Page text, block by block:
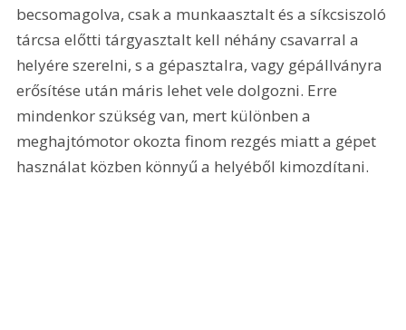
becsomagolva, csak a munkaasztalt és a síkcsiszoló
tárcsa előtti tárgyasztalt kell néhány csavarral a
helyére szerelni, s a gépasztalra, vagy gépállványra
erősítése után máris lehet vele dolgozni. Erre
mindenkor szükség van, mert különben a
meghajtómotor okozta finom rezgés miatt a gépet
használat közben könnyű a helyéből kimozdítani.